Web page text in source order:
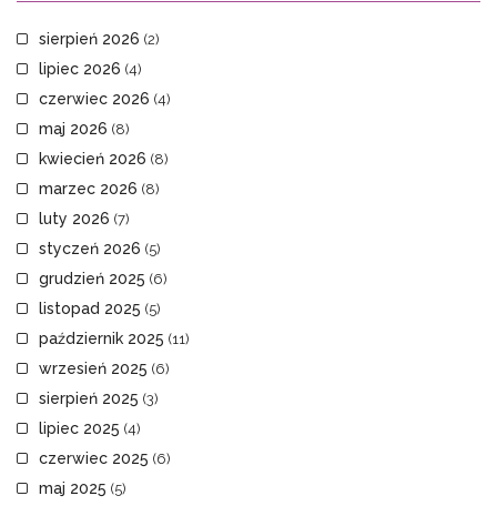
sierpień 2026 (2)
lipiec 2026 (4)
czerwiec 2026 (4)
maj 2026 (8)
kwiecień 2026 (8)
marzec 2026 (8)
luty 2026 (7)
styczeń 2026 (5)
grudzień 2025 (6)
listopad 2025 (5)
październik 2025 (11)
wrzesień 2025 (6)
sierpień 2025 (3)
lipiec 2025 (4)
czerwiec 2025 (6)
maj 2025 (5)